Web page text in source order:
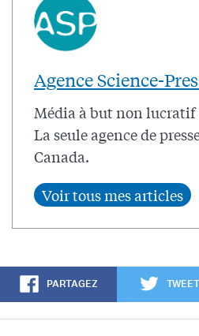
Agence Science-
Média à but non lucratif
La seule agence de
Canada.
PARTAGEZ